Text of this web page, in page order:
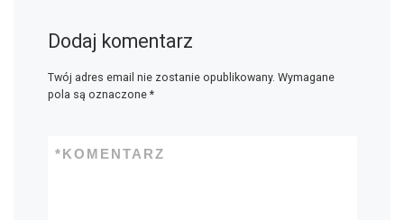
Dodaj komentarz
Twój adres email nie zostanie opublikowany. Wymagane
pola są oznaczone *
KOMENTARZ
*